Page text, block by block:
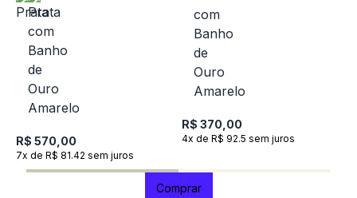
R$ 570,00
7x de R$ 81.42 sem juros
R$ 370,00
4x de R$ 92.5 sem juros
Comprar